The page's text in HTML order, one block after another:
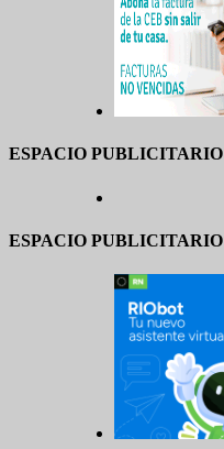
ESPACIO PUBLICITARIO
ESPACIO PUBLICITARIO